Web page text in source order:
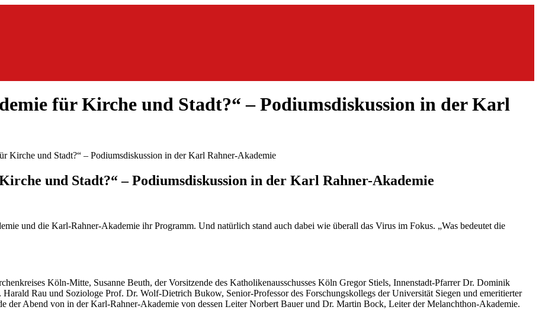
für Kirche und Stadt?“ – Podiumsdiskussion in der Karl
und Stadt?“ – Podiumsdiskussion in der Karl Rahner-Akademie
und die Karl-Rahner-Akademie ihr Programm. Und natürlich stand auch dabei wie überall das Virus im Fokus. „Was bedeutet die
Köln-Mitte, Susanne Beuth, der Vorsitzende des Katholikenausschusses Köln Gregor Stiels, Innenstadt-Pfarrer Dr. Dominik
Rau und Soziologe Prof. Dr. Wolf-Dietrich Bukow, Senior-Professor des Forschungskollegs der Universität Siegen und emeritierter
der Abend von in der Karl-Rahner-Akademie von dessen Leiter Norbert Bauer und Dr. Martin Bock, Leiter der Melanchthon-Akademie.